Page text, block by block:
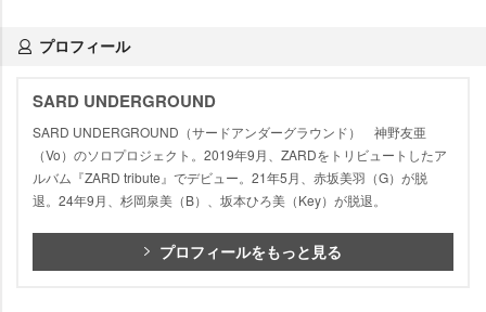
プロフィール
SARD UNDERGROUND
SARD UNDERGROUND（サードアンダーグラウンド） 神野友亜
（Vo）のソロプロジェクト。2019年9月、ZARDをトリビュートしたア
ルバム『ZARD tribute』でデビュー。21年5月、赤坂美羽（G）が脱
退。24年9月、杉岡泉美（B）、坂本ひろ美（Key）が脱退。
プロフィールをもっと見る